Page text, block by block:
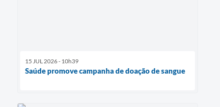
15 JUL 2026 - 10h39
Saúde promove campanha de doação de sangue